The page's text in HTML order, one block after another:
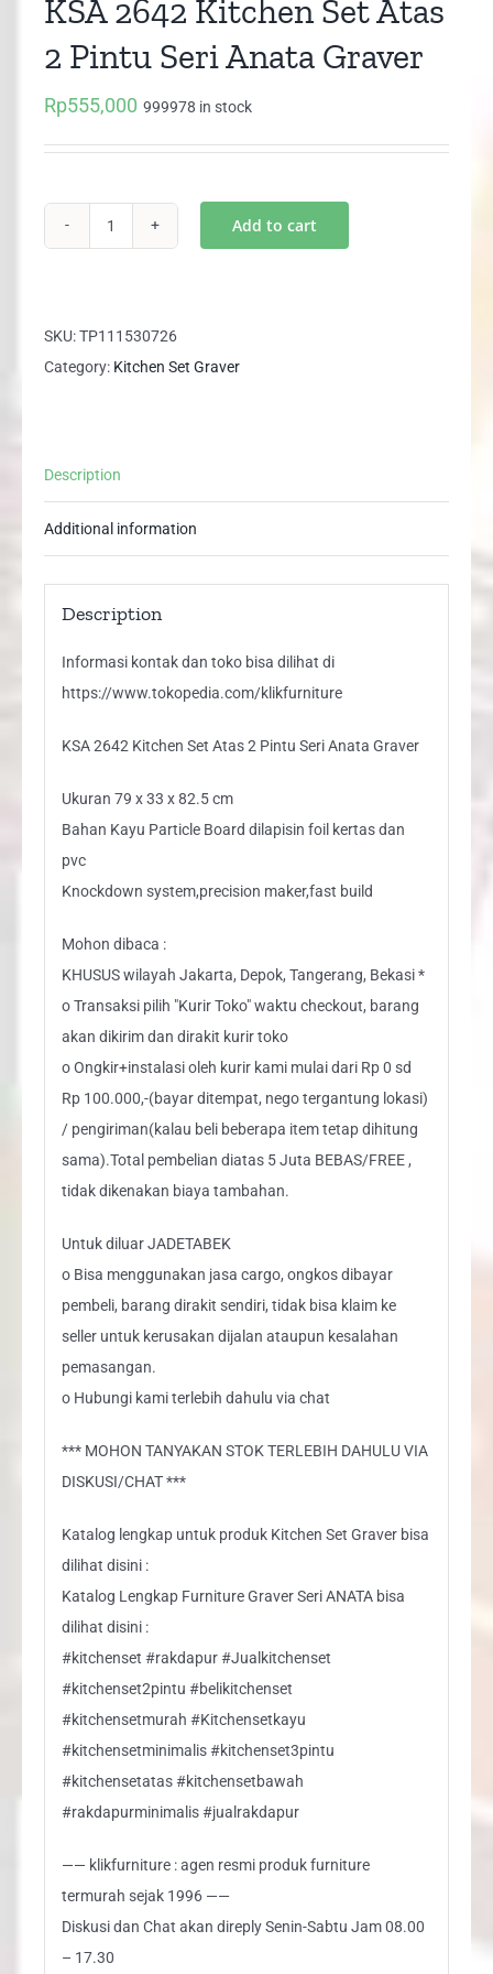
KSA 2642 Kitchen Set Atas
2 Pintu Seri Anata Graver
Rp555,000 999978 in stock
Set
Atas
Anata
Add to cart
SKU:TP111530726
Category: Kitchen Set Graver
Description
Additional information
Description
Informasi kontak dan toko bisa dilihat di
https://www.tokopedia.com/klikfurniture
KSA 2642 Kitchen Set Atas 2 Pintu Seri Anata Graver
Ukuran 79 x 33 x 82.5 cm
Bahan Kayu Particle Board dilapisin foil kertas dan
pvc
Knockdown system,precision maker,fast build
Mohon dibaca :
KHUSUS wilayah Jakarta, Depok, Tangerang, Bekasi *
o Transaksi pilih "Kurir Toko" waktu checkout, barang
akan dikirim dan dirakit kurir toko
o Ongkir+instalasi oleh kurir kami mulai dari Rp 0 sd
Rp 100.000,-(bayar ditempat, nego tergantung lokasi)
/ pengiriman(kalau beli beberapa item tetap dihitung
sama).Total pembelian diatas 5 Juta BEBAS/FREE ,
tidak dikenakan biaya tambahan.
Untuk diluar JADETABEK
o Bisa menggunakan jasa cargo, ongkos dibayar
pembeli, barang dirakit sendiri, tidak bisa klaim ke
seller untuk kerusakan dijalan ataupun kesalahan
pemasangan.
o Hubungi kami terlebih dahulu via chat
*** MOHON TANYAKAN STOK TERLEBIH DAHULU VIA
DISKUSI/CHAT ***
Katalog lengkap untuk produk Kitchen Set Graver bisa
dilihat disini :
Katalog Lengkap Furniture Graver Seri ANATA bisa
dilihat disini :
#kitchenset #rakdapur #Jualkitchenset
#kitchenset2pintu #belikitchenset
#kitchensetmurah #Kitchensetkayu
#kitchensetminimalis #kitchenset3pintu
#kitchensetatas #kitchensetbawah
#rakdapurminimalis #jualrakdapur
—— klikfurniture : agen resmi produk furniture
termurah sejak 1996 ——
Diskusi dan Chat akan direply Senin-Sabtu Jam 08.00
– 17.30